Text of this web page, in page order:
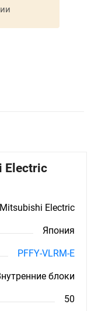
Electric
Mitsubishi Electric
Япония
PFFY-VLRM-E
блоки
50